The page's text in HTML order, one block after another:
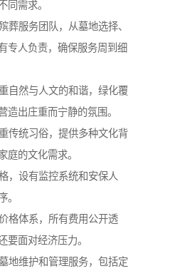
同需求。
葬服务团队，从墓地选择、
专人负责，确保服务周到细
自然与人文的和谐，绿化覆
造出庄重而宁静的氛围。
传统习俗，提供多种文化背
庭的文化需求。
，设有监控系统和安保人
。
格体系，所有费用公开透
要面对经济压力。
地维护和管理服务，包括定